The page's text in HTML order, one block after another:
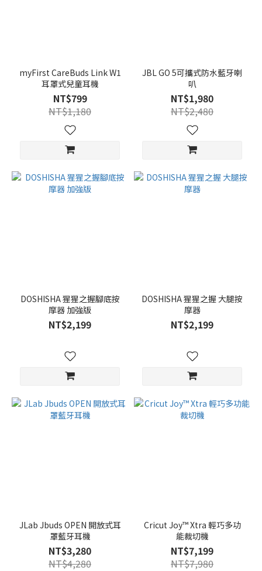
myFirst CareBuds Link W1
耳罩式兒童耳機
NT$799
NT$1,180
JBL GO 5可攜式防水藍牙喇
叭
NT$1,980
NT$2,480
DOSHISHA 猩猩之握腳底按
摩器 加強版
NT$2,199
DOSHISHA 猩猩之握 大腿按
摩器
NT$2,199
JLab Jbuds OPEN 開放式耳
罩藍牙耳機
NT$3,280
NT$4,280
Cricut Joy™ Xtra 輕巧多功
能裁切機
NT$7,199
NT$7,980